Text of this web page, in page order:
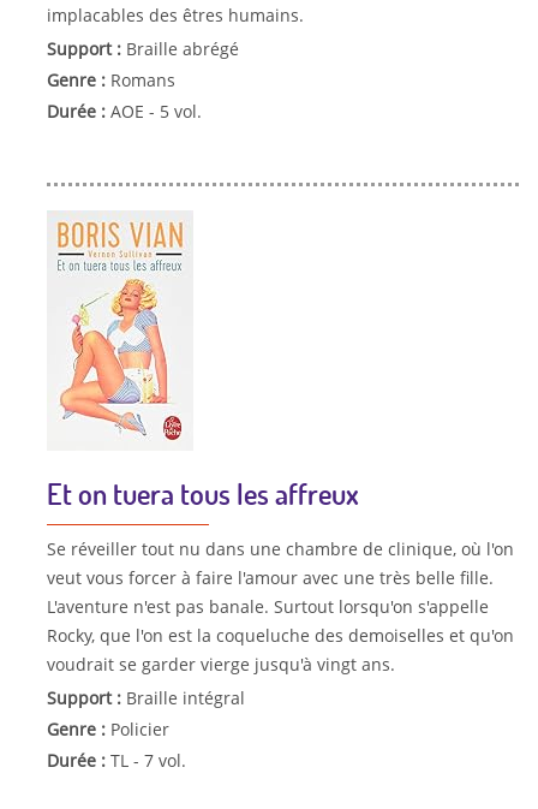
implacables des êtres humains.
Support : Braille abrégé
Genre : Romans
Durée : AOE - 5 vol.
Et on tuera tous les affreux
Se réveiller tout nu dans une chambre de clinique, où l'on
veut vous forcer à faire l'amour avec une très belle fille.
L'aventure n'est pas banale. Surtout lorsqu'on s'appelle
Rocky, que l'on est la coqueluche des demoiselles et qu'on
voudrait se garder vierge jusqu'à vingt ans.
Support : Braille intégral
Genre : Policier
Durée : TL - 7 vol.